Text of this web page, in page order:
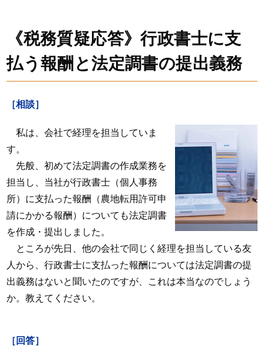
《税務質疑応答》行政書士に支
払う報酬と法定調書の提出義務
［相談］
私は、会社で経理を担当していま
す。
先般、初めて法定調書の作成業務を
担当し、当社が行政書士（個人事務
所）に支払った報酬（農地転用許可申
請にかかる報酬）についても法定調書
を作成・提出しました。
ところが先日、他の会社で同じく経理を担当している友
人から、行政書士に支払った報酬については法定調書の提
出義務はないと聞いたのですが、これは本当なのでしょう
か。教えてください。
［回答］